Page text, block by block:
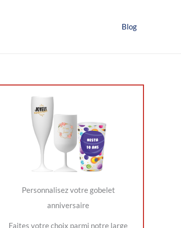
Blog
Personnalisez votre gobelet
anniversaire
Faites votre choix parmi notre large